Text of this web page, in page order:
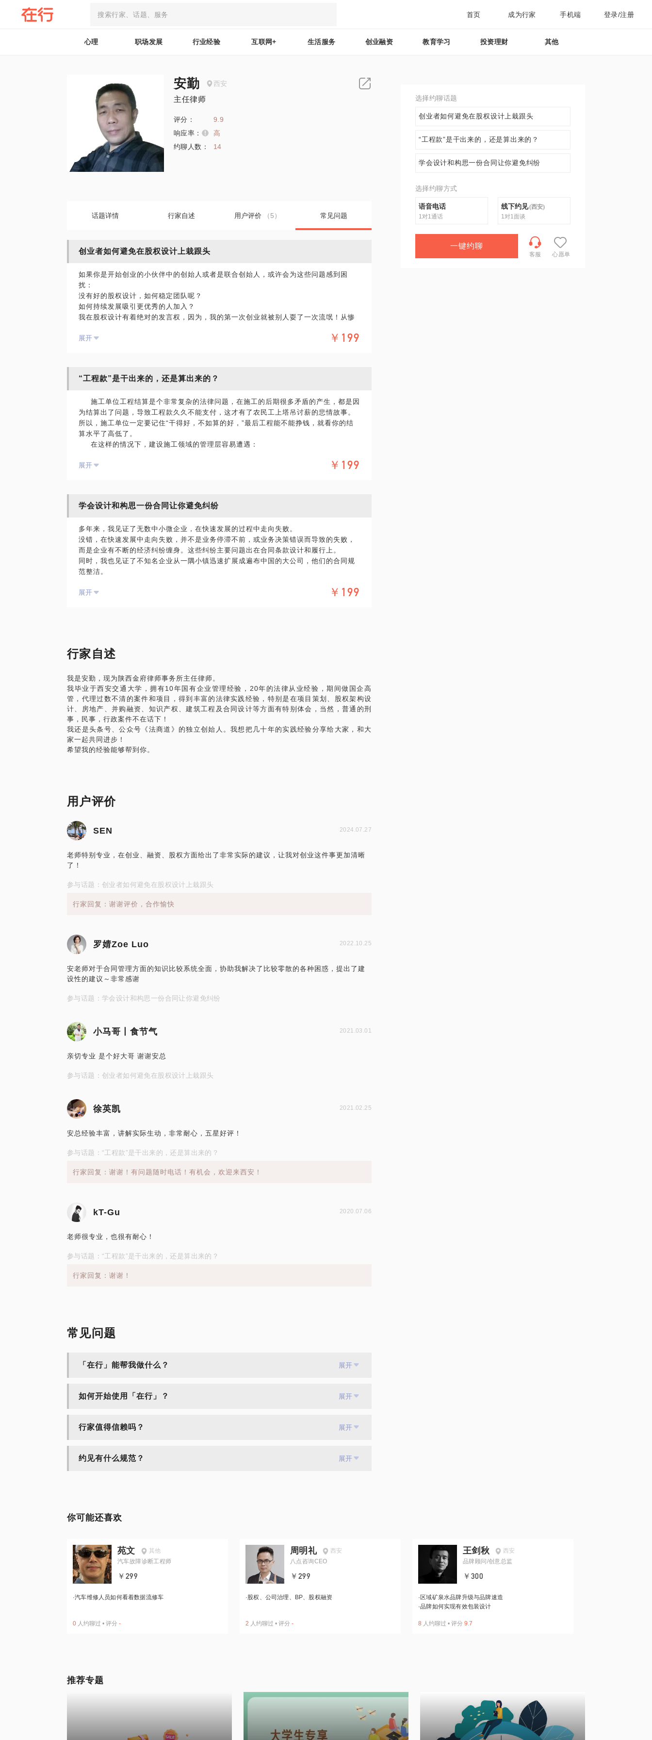
首页 成为行家 手机端 登录/注册
心理 职场发展 行业经验 互联网+ 生活服务 创业融资 教育学习 投资理财 其他
安勤 西安
主任律师
评分：
9.9
响应率：
高
约聊人数：
14
话题详情 行家自述 用户评价 （5） 常见问题
创业者如何避免在股权设计上栽跟头
如果你是开始创业的小伙伴中的创始人或者是联合创始人，或许会为这些问题感到困
扰：
没有好的股权设计，如何稳定团队呢？
如何持续发展吸引更优秀的人加入？
我在股权设计有着绝对的发言权，因为，我的第一次创业就被别人耍了一次流氓！从惨
愿意与你交流的内容包括：
如何和著名的vc和pe打交道？
如果您有时间，可以提前阅读我公众号，头条号《法商道》里面关于股权架构设计的文
章 。
在选择与我见面前，请把你的问题更具体化。毕竟，一小时的谈话只能解决一个小问
题。请把你的问题提前发给我，方便我做更精细的准备，提升见面效率。期待与你的见
面！
展开 ￥199
“工程款”是干出来的，还是算出来的？
施工单位工程结算是个非常复杂的法律问题，在施工的后期很多矛盾的产生，都是因
为结算出了问题，导致工程款久久不能支付，这才有了农民工上塔吊讨薪的悲情故事。
所以，施工单位一定要记住“干得好，不如算的好，”最后工程能不能挣钱，就看你的结
算水平了高低了。
在这样的情况下，建设施工领域的管理层容易遭遇：
结算贯穿在施工的整个过程，不知道如何把控结算在施工中的节奏，以为结算是完工后
纠纷案件，通过总结自己亲力亲为代理过的工程案件，总结出一些对工程款纠纷解决特
我愿意与你分享的内容包括：
教你如果提高对工程结算的认知，把结算做为一个重要的工作去做。
在每个施工环节，如何做才能为结算打下基础，埋下必要的法律伏笔。
让你理解律师说的“干的好不如算的好”的真实含义。特别是我会给你讲一些案例，让你
脑洞大开。
题。请把你的问题提前发给我，方便我做更精确的准备，提升见面效率。期待与你的见
表平台观点，平台对话题内容不予担保，烦请知悉。
展开 ￥199
学会设计和构思一份合同让你避免纠纷
多年来，我见证了无数中小微企业，在快速发展的过程中走向失败。
没错，在快速发展中走向失败，并不是业务停滞不前，或业务决策错误而导致的失败，
而是企业有不断的经济纠纷缠身。这些纠纷主要问题出在合同条款设计和履行上。
同时，我也见证了不知名企业从一隅小镇迅速扩展成遍布中国的大公司，他们的合同规
范整洁。
得。
如何设计和规划一份业务合同？
中小微企业如果做好合同管理？
如何让老板何业务员一样，成为合同设计的高手?
这都是有套路可以学习的。
见面之前均需要提供公司详细介绍， 业务流程，合同范本，以及以前发生过的合同纠纷
的情况概述等。
展开 ￥199
行家自述
我是安勤，现为陕西金府律师事务所主任律师。
我毕业于西安交通大学，拥有10年国有企业管理经验，20年的法律从业经验，期间做国企高
管，代理过数不清的案件和项目，得到丰富的法律实践经验，特别是在项目策划、股权架构设
计、房地产、并购融资、知识产权、建筑工程及合同设计等方面有特别体会，当然，普通的刑
事，民事，行政案件不在话下！
我还是头条号、公众号《法商道》的独立创始人。我想把几十年的实践经验分享给大家，和大
家一起共同进步！
希望我的经验能够帮到你。
用户评价
SEN 2024.07.27
老师特别专业，在创业、融资、股权方面给出了非常实际的建议，让我对创业这件事更加清晰
了！
参与话题：创业者如何避免在股权设计上栽跟头
行家回复：谢谢评价，合作愉快
罗婧Zoe Luo 2022.10.25
安老师对于合同管理方面的知识比较系统全面，协助我解决了比较零散的各种困惑，提出了建
设性的建议～非常感谢
参与话题：学会设计和构思一份合同让你避免纠纷
小马哥丨食节气 2021.03.01
亲切专业 是个好大哥 谢谢安总
参与话题：创业者如何避免在股权设计上栽跟头
徐英凯 2021.02.25
安总经验丰富，讲解实际生动，非常耐心，五星好评！
参与话题：“工程款”是干出来的，还是算出来的？
行家回复：谢谢！有问题随时电话！有机会，欢迎来西安！
kT-Gu 2020.07.06
老师很专业，也很有耐心！
参与话题：“工程款”是干出来的，还是算出来的？
行家回复：谢谢！
常见问题
「在行」能帮我做什么？ 展开
如何开始使用「在行」？ 展开
行家值得信赖吗？ 展开
约见有什么规范？ 展开
选择约聊话题
创业者如何避免在股权设计上栽跟头
“工程款”是干出来的，还是算出来的？
学会设计和构思一份合同让你避免纠纷
选择约聊方式
语音电话
1对1通话
线下约见(西安)
1对1面谈
一键约聊
客服 心愿单
你可能还喜欢
苑文
其他
汽车故障诊断工程师
￥299
·汽车维修⼈员如何看着数据流修车
0 人约聊过 • 评分 -
周明礼
西安
八点咨询CEO
￥299
·股权、公司治理、BP、股权融资
2 人约聊过 • 评分 -
王剑秋
西安
品牌顾问/创意总监
￥300
· 区域矿泉水品牌升级与品牌速造
·品牌如何实现有效包装设计
8 人约聊过 • 评分 9.7
推荐专题